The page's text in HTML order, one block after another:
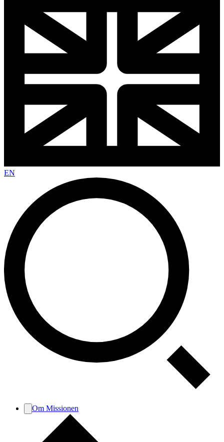
EN
Om Missionen